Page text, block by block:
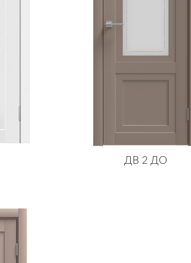
ДВ 2 ДО